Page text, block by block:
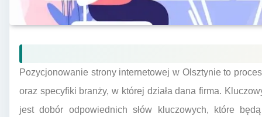
Pozycjonowanie strony internetowej w Olsztynie to
oraz specyfiki branży, w której działa dana firma.
jest dobór odpowiednich słów kluczowych, które